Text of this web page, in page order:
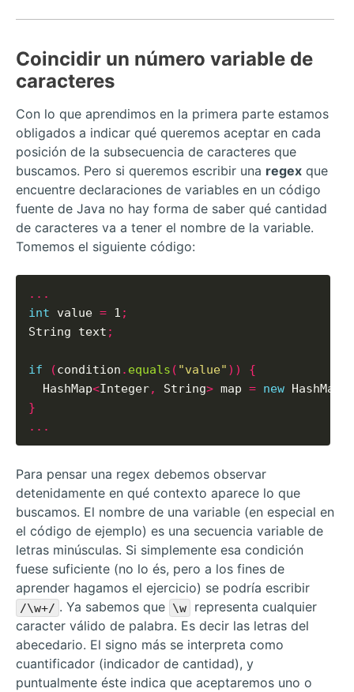
Coincidir un número variable de
caracteres
Con lo que aprendimos en la primera parte estamos
obligados a indicar qué queremos aceptar en cada
posición de la subsecuencia de caracteres que
buscamos. Pero si queremos escribir una regex que
encuentre declaraciones de variables en un código
fuente de Java no hay forma de saber qué cantidad
de caracteres va a tener el nombre de la variable.
Tomemos el siguiente código:
...
int value = 1 ;
String text ;
if (condition . equals ( "value" ))
{
  HashMap
<Integer, String> map = new HashMap
}
...
Para pensar una regex debemos observar
detenidamente en qué contexto aparece lo que
buscamos. El nombre de una variable (en especial en
el código de ejemplo) es una secuencia variable de
letras minúsculas. Si simplemente esa condición
fuese suficiente (no lo és, pero a los fines de
aprender hagamos el ejercicio) se podría escribir
/\w+/ . Ya sabemos que \w
representa cualquier
caracter válido de palabra. Es decir las letras del
abecedario. El signo más se interpreta como
cuantificador (indicador de cantidad), y
puntualmente éste indica que aceptaremos uno o